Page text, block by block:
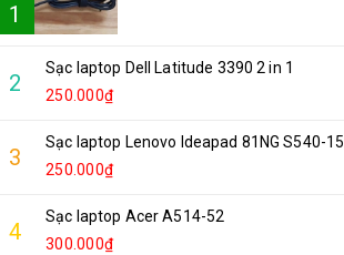
1
2
Sạc laptop Dell Latitude 3390 2 in 1
250.000₫
3
Sạc laptop Lenovo Ideapad 81NG S540-15
250.000₫
4
Sạc laptop Acer A514-52
300.000₫